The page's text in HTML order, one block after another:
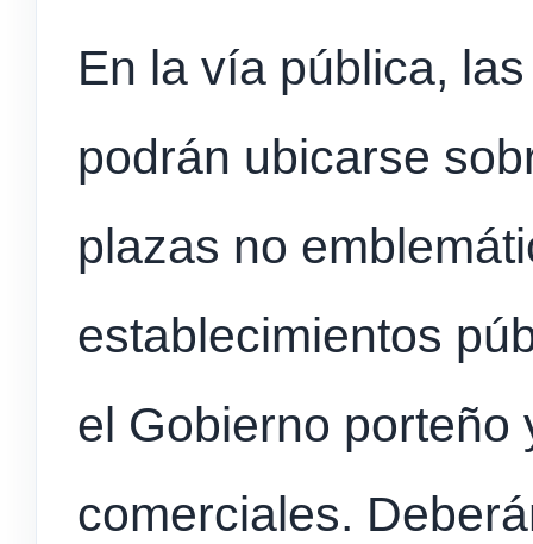
En la vía pública,
podrán ubicarse
plazas no
establecimientos
el Gobierno porteño
comerciales.